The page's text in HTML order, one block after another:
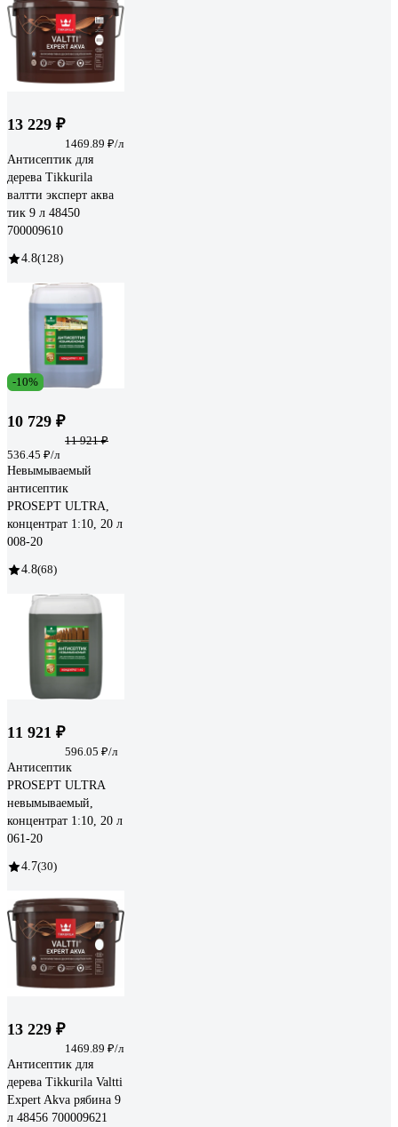
13 229 ₽
1469.89 ₽/л
Антисептик для
дерева Tikkurila
валтти эксперт аква
тик 9 л 48450
700009610
4.8(128)
-10%
10 729 ₽
11 921 ₽
536.45 ₽/л
Невымываемый
антисептик
PROSEPT ULTRA,
концентрат 1:10, 20 л
008-20
4.8(68)
11 921 ₽
596.05 ₽/л
Антисептик
PROSEPT ULTRA
невымываемый,
концентрат 1:10, 20 л
061-20
4.7(30)
13 229 ₽
1469.89 ₽/л
Антисептик для
дерева Tikkurila Valtti
Expert Akva рябина 9
л 48456 700009621